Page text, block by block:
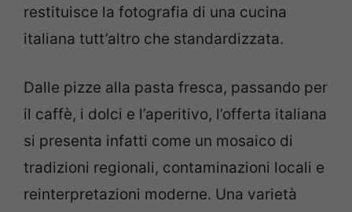
restituisce la fotografia di una cucina
italiana tutt’altro che standardizzata.
Dalle pizze alla pasta fresca, passando per
il caffè, i dolci e l’aperitivo, l’offerta italiana
si presenta infatti come un mosaico di
tradizioni regionali, contaminazioni locali e
reinterpretazioni moderne. Una varietà